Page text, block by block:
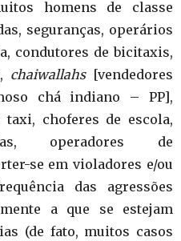
homens de classe
seguranças, operários
condutores de bicitaxis,
chaiwallahs [vendedores
chá indiano – PP],
choferes de escola,
operadores de
se em violadores e/ou
das agressões
a que se estejam
(de fato, muitos casos